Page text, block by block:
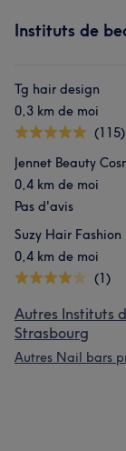
Instituts de
Tg hair design
0,3 km de moi
(115)
Jennet Beauty
0,4 km de moi
Pas d'avis
Suzy Hair Fashion
0,4 km de moi
(1)
Autres Instituts
Strasbourg
Autres Nail bars